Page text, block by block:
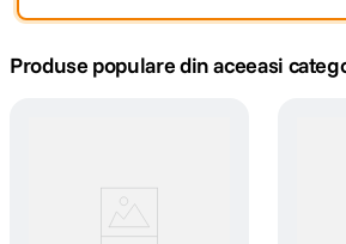
ulanzi
Produse populare din aceeasi